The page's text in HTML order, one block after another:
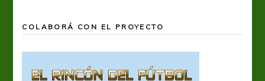
COLABORÁ CON EL PROYECTO